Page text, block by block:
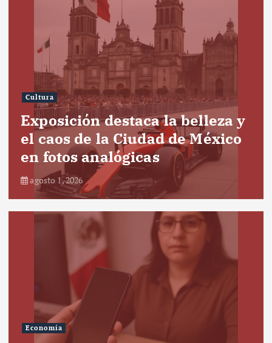
Cultura
Exposición destaca la belleza y
el caos de la Ciudad de México
en fotos analógicas
agosto 1, 2026
Economía